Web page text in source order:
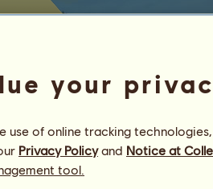
rendelkezőyour
of online tracking
Privacy Policyand Notice at
tool.